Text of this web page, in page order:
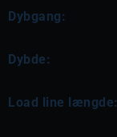
Dybgang:
Dybde:
Load line længde: